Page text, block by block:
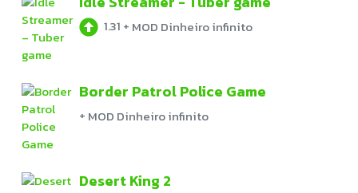
1.31 + MOD Dinheiro infinito
Border Patrol Police Game
+ MOD Dinheiro infinito
Desert King 2